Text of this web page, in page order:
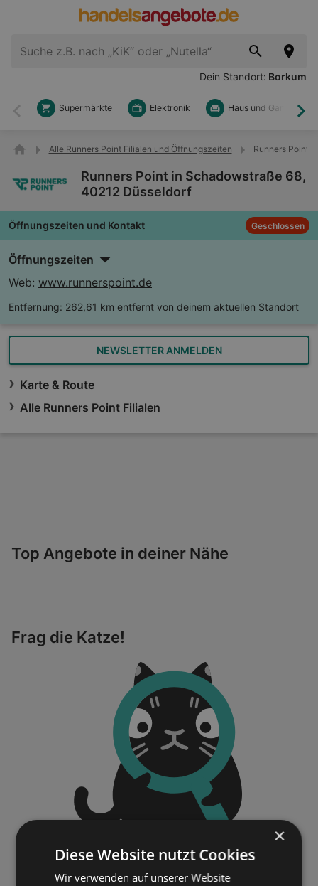
Dein Standort: Borkum
Zurück
Supermärkte Elektronik Haus und Garten
Alle Runners Point Filialen und Öffnungszeiten Runners Point
Runners Point in Schadowstraße 68,
40212 Düsseldorf
Öffnungszeiten und Kontakt Geschlossen
Öffnungszeiten
Web: www.runnerspoint.de
Entfernung: 262,61 km entfernt von deinem aktuellen Standort
NEWSLETTER ANMELDEN
Karte & Route
Alle Runners Point Filialen
Top Angebote in deiner Nähe
Frag die Katze!
×
Diese Website nutzt Cookies
Wir verwenden auf unserer Website